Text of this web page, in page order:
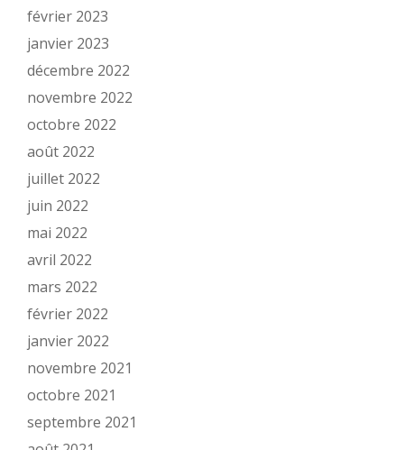
février 2023
janvier 2023
décembre 2022
novembre 2022
octobre 2022
août 2022
juillet 2022
juin 2022
mai 2022
avril 2022
mars 2022
février 2022
janvier 2022
novembre 2021
octobre 2021
septembre 2021